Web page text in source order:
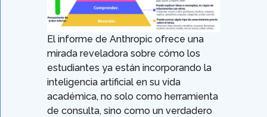
El informe de Anthropic ofrece una
mirada reveladora sobre cómo los
estudiantes ya están incorporando la
inteligencia artificial en su vida
académica, no solo como herramienta
de consulta, sino como un verdadero